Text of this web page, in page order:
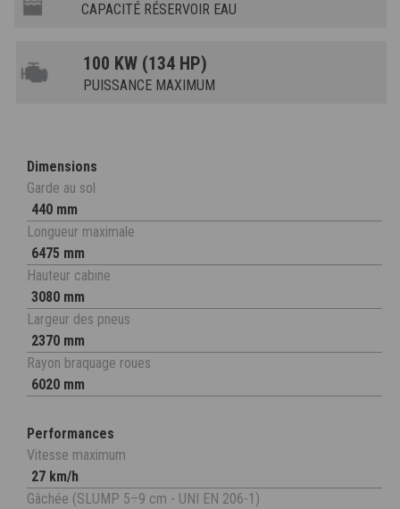
CAPACITÉ RÉSERVOIR EAU
100 KW (134 HP)
PUISSANCE MAXIMUM
Dimensions
Garde au sol
440 mm
Longueur maximale
6475 mm
Hauteur cabine
3080 mm
Largeur des pneus
2370 mm
Rayon braquage roues
6020 mm
Performances
Vitesse maximum
27 km/h
Gâchée (SLUMP 5÷9 cm - UNI EN 206-1)